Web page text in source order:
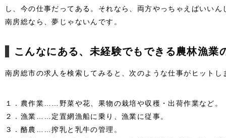
し、今の仕事だってある。それなら、両方やっちゃえばいい
南房総なら、夢じゃないんです。
こんなにある、未経験でもできる農林漁業
南房総市の求人を検索してみると、次のような仕事がヒットし
１．農作業……野菜や花、果物の栽培や収穫・出荷作業など。
２．漁業……定置網漁船に乗り、漁業に従事。
３．酪農……搾乳と乳牛の管理。